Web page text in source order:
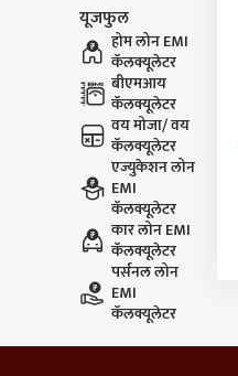
यूजफुल
होम लोन EMI
कॅलक्यूलेटर
बीएमआय
कॅलक्यूलेटर
वय मोजा/ वय
कॅलक्यूलेटर
एज्युकेशन लोन
EMI
कॅलक्यूलेटर
कार लोन EMI
कॅलक्यूलेटर
पर्सनल लोन
EMI
कॅलक्यूलेटर